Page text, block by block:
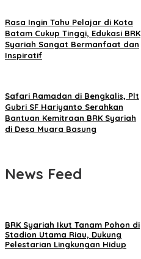
Rasa Ingin Tahu Pelajar di Kota
Batam Cukup Tinggi, Edukasi BRK
Syariah Sangat Bermanfaat dan
Inspiratif
Safari Ramadan di Bengkalis, Plt
Gubri SF Hariyanto Serahkan
Bantuan Kemitraan BRK Syariah
di Desa Muara Basung
News Feed
BRK Syariah Ikut Tanam Pohon di
Stadion Utama Riau, Dukung
Pelestarian Lingkungan Hidup